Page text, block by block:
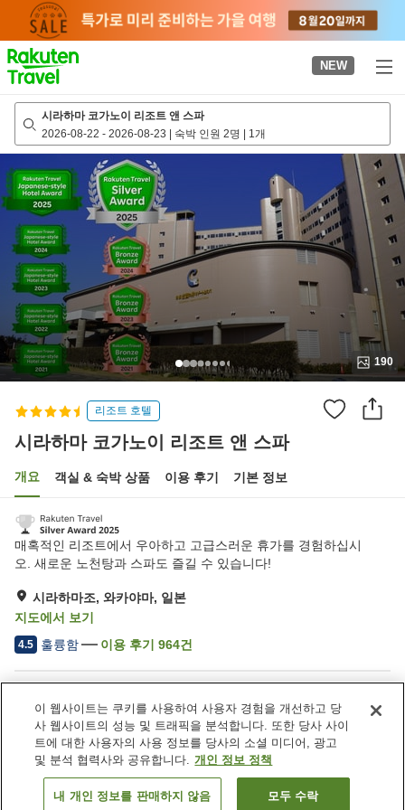
page
NEW
시라하마 코가노이 리조트 앤 스파
2026-08-22 - 2026-08-23 | 숙박 인원 2명 | 1개
190
리조트 호텔
시라하마 코가노이 리조트 앤 스파
개요 객실 & 숙박 상품 이용 후기 기본 정보
매혹적인 리조트에서 우아하고 고급스러운 휴가를 경험하십시
오. 새로운 노천탕과 스파도 즐길 수 있습니다!
시라하마조, 와카야마, 일본
지도에서 보기
4.5 훌륭함 이용 후기 964건
주차장
사우나
스파 / 미용실
수영장
일본 와카야마
시라하마조
시라하마 코가노이 리조트 앤 스파객실 보기
이 웹사이트는 쿠키를 사용하여 사용자 경험을 개선하고 당
사 웹사이트의 성능 및 트래픽을 분석합니다. 또한 당사 사이
트에 대한 사용자의 사용 정보를 당사의 소셜 미디어, 광고
및 분석 협력사와 공유합니다. 개인 정보 정책
내 개인 정보를 판매하지 않음 모두 수락